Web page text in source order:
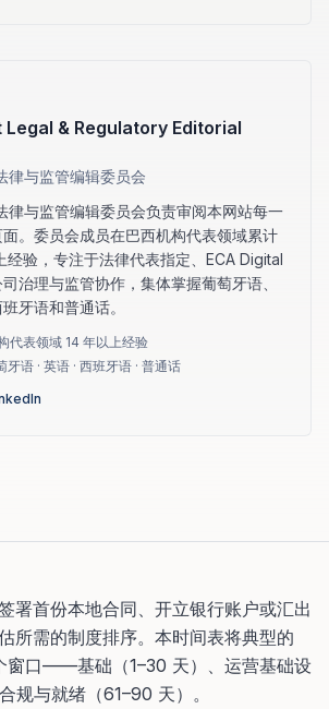
Legal & Regulatory Editorial
律与监管编辑委员会
律与监管编辑委员会负责审阅本网站每一
。委员会成员在巴西机构代表领域累计
经验，专注于法律代表指定、ECA Digital
治理与监管协作，集体掌握葡萄牙语、
牙语和普通话。
代表领域 14 年以上经验
牙语 · 英语 · 西班牙语 · 普通话
署首份本地合同、开立银行账户或汇出
所需的制度排序。本时间表将典型的
窗口——基础（1–30 天）、运营基础设
规与就绪（61–90 天）。